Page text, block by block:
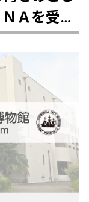
骨蔵器を初公
土器群全国各地
示解説「どき
の焼きものたち
土）・5月5日
30分～15時開催
文博物館３階 特
自由概 要：市
さまざまな焼きも
須賀の歴史につい
瓦
Ａを受け